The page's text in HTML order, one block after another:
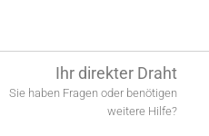
Ihr direkter Draht
Sie haben Fragen oder benötigen
weitere Hilfe?